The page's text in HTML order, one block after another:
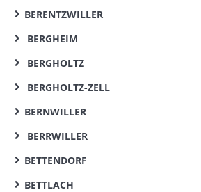
BERENTZWILLER
BERGHEIM
BERGHOLTZ
BERGHOLTZ-ZELL
BERNWILLER
BERRWILLER
BETTENDORF
BETTLACH